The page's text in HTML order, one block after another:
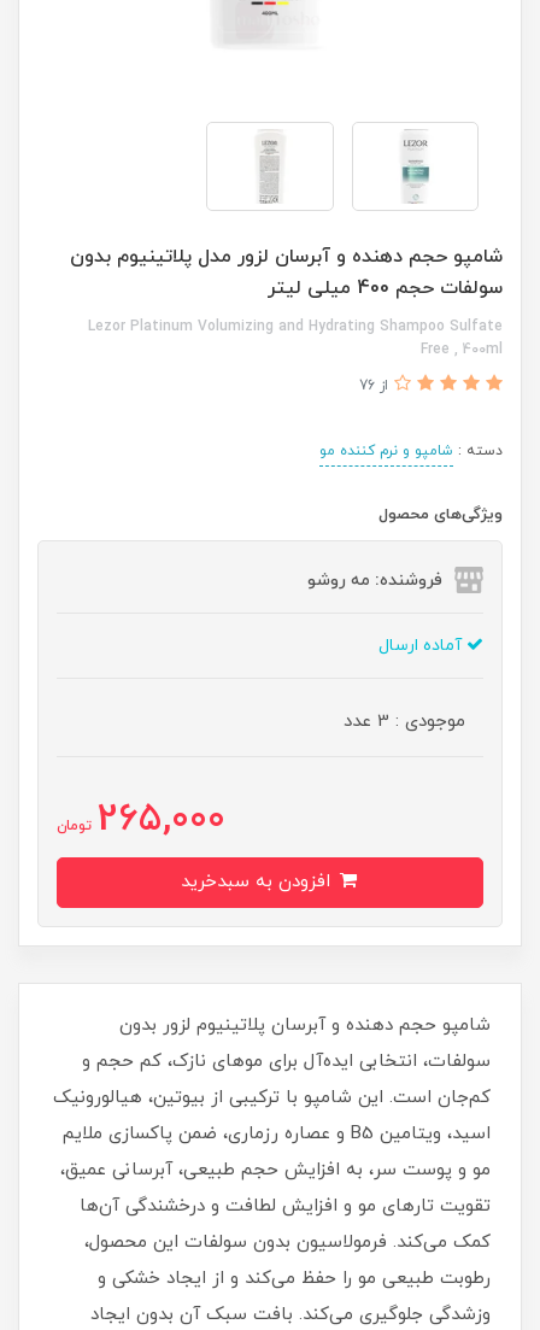
شامپو حجم دهنده و آبرسان لزور مدل پلاتینیوم بدون
سولفات حجم 400 میلی لیتر
Lezor Platinum Volumizing and Hydrating Shampoo Sulfate
Free , 400ml
از 76
دسته : شامپو و نرم کننده مو
ویژگی‌های محصول
فروشنده: مه رو‌شو
آماده ارسال
موجودی : 3 عدد
265,000 تومان
شامپو حجم دهنده و آبرسان پلاتینیوم لزور بدون
سولفات، انتخابی ایده‌آل برای موهای نازک، کم‌ حجم و
کم‌جان است. این شامپو با ترکیبی از بیوتین، هیالورونیک
اسید، ویتامین B5 و عصاره رزماری، ضمن پاکسازی ملایم
مو و پوست سر، به افزایش حجم طبیعی، آبرسانی عمیق،
تقویت تارهای مو و افزایش لطافت و درخشندگی آن‌ها
کمک می‌کند. فرمولاسیون بدون سولفات این محصول،
رطوبت طبیعی مو را حفظ می‌کند و از ایجاد خشکی و
وزشدگی جلوگیری می‌کند. بافت سبک آن بدون ایجاد